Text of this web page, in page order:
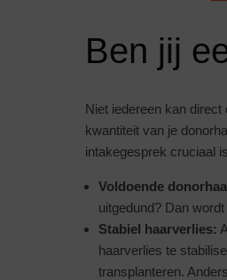
Ben jij
Niet iedereen kan
kwantiteit van je
intakegesprek cruciaal
Voldoende
uitgedund? Dan
Stabiel haarverlies:
haarverlies te
transplanteren.